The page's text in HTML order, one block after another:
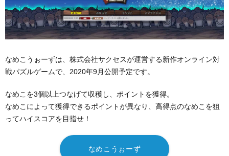
なめこうぉーずは、株式会社サクセスが運営する新作オンライン対
戦パズルゲームで、2020年9月公開予定です。
なめこを3個以上つなげて収穫し、ポイントを獲得。
なめこによって獲得できるポイントが異なり、高得点のなめこを狙
ってハイスコアを目指せ！
なめこうぉーず